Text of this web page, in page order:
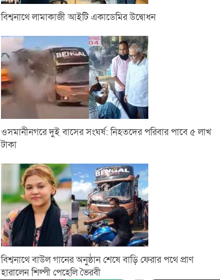
বিশ্বনাথে লামাকাজী আইটি একাডেমির উদ্বোধন
ওসমানীনগরে দুই বাসের সংঘর্ষ: নিহতদের পরিবার পাবে ৫ লাখ
টাকা
বিশ্বনাথে বাউল গানের অনুষ্ঠান শেষে বাড়ি ফেরার পথে প্রাণ
হারালেন শিল্পী পেহেলি ভৈরবী